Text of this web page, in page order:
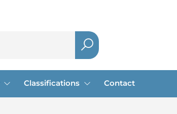
Classifications Contact